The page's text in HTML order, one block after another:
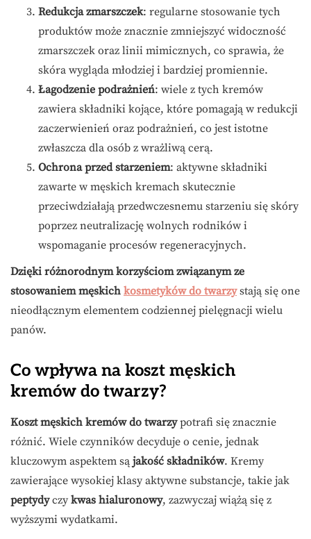
Redukcja zmarszczek: regularne stosowanie tych
produktów może znacznie zmniejszyć widoczność
zmarszczek oraz linii mimicznych, co sprawia, że
skóra wygląda młodziej i bardziej promiennie.
Łagodzenie podrażnień: wiele z tych kremów
zawiera składniki kojące, które pomagają w redukcji
zaczerwienień oraz podrażnień, co jest istotne
zwłaszcza dla osób z wrażliwą cerą.
Ochrona przed starzeniem: aktywne składniki
zawarte w męskich kremach skutecznie
przeciwdziałają przedwczesnemu starzeniu się skóry
poprzez neutralizację wolnych rodników i
wspomaganie procesów regeneracyjnych.
Dzięki różnorodnym korzyściom związanym ze
stosowaniem męskich kosmetyków do twarzystają się one
nieodłącznym elementem codziennej pielęgnacji wielu
panów.
Co wpływa na koszt męskich
kremów do twarzy?
Koszt męskich kremów do twarzypotrafi się znacznie
różnić. Wiele czynników decyduje o cenie, jednak
kluczowym aspektem są jakość składników. Kremy
zawierające wysokiej klasy aktywne substancje, takie jak
peptydyczy kwas hialuronowy, zazwyczaj wiążą się z
wyższymi wydatkami.